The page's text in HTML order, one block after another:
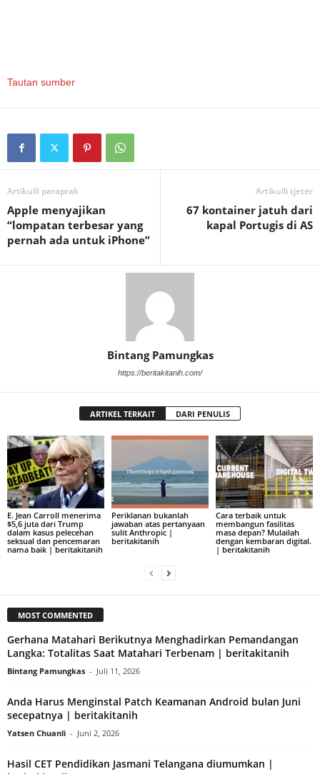
Tautan sumber
Artikulli paraprak
Apple menyajikan
“lompatan terbesar yang
pernah ada untuk iPhone”
Artikulli tjetër
67 kontainer jatuh dari
kapal Portugis di AS
Bintang Pamungkas
https://beritakitanih.com/
ARTIKEL TERKAIT DARI PENULIS
E. Jean Carroll menerima
$5,6 juta dari Trump
dalam kasus pelecehan
seksual dan pencemaran
nama baik | beritakitanih
Periklanan bukanlah
jawaban atas pertanyaan
sulit Anthropic |
beritakitanih
Cara terbaik untuk
membangun fasilitas
masa depan? Mulailah
dengan kembaran digital.
| beritakitanih
MOST COMMENTED
Gerhana Matahari Berikutnya Menghadirkan Pemandangan
Langka: Totalitas Saat Matahari Terbenam | beritakitanih
Bintang Pamungkas - Juli 11, 2026
Anda Harus Menginstal Patch Keamanan Android bulan Juni
secepatnya | beritakitanih
Yatsen Chuanli - Juni 2, 2026
Hasil CET Pendidikan Jasmani Telangana diumumkan |